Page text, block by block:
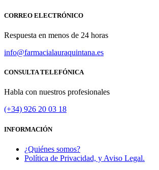
CORREO ELECTRÓNICO
Respuesta en menos de 24 horas
info@farmacialauraquintana.es
CONSULTA TELEFÓNICA
Habla con nuestros profesionales
(+34) 926 20 03 18
INFORMACIÓN
¿Quiénes somos?
Política de Privacidad, y Aviso Legal.